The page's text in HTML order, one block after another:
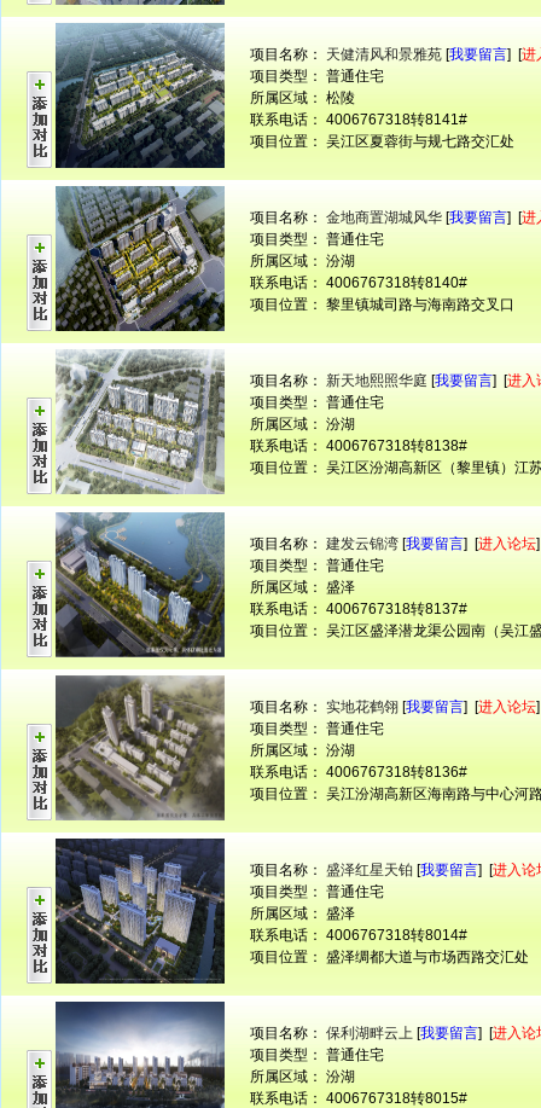
项目名称： 天健清风和景雅苑 [我要留言] [进
项目类型： 普通住宅
所属区域： 松陵
联系电话： 4006767318转8141#
项目位置： 吴江区夏蓉街与规七路交汇处
项目名称： 金地商置湖城风华 [我要留言] [进
项目类型： 普通住宅
所属区域： 汾湖
联系电话： 4006767318转8140#
项目位置： 黎里镇城司路与海南路交叉口
项目名称： 新天地熙照华庭 [我要留言] [进入
项目类型： 普通住宅
所属区域： 汾湖
联系电话： 4006767318转8138#
项目位置： 吴江区汾湖高新区（黎里镇）江
项目名称： 建发云锦湾 [我要留言] [进入论坛]
项目类型： 普通住宅
所属区域： 盛泽
联系电话： 4006767318转8137#
项目位置： 吴江区盛泽潜龙渠公园南（吴江
项目名称： 实地花鹤翎 [我要留言] [进入论坛]
项目类型： 普通住宅
所属区域： 汾湖
联系电话： 4006767318转8136#
项目位置： 吴江汾湖高新区海南路与中心河
项目名称： 盛泽红星天铂 [我要留言] [进入论
项目类型： 普通住宅
所属区域： 盛泽
联系电话： 4006767318转8014#
项目位置： 盛泽绸都大道与市场西路交汇处
项目名称： 保利湖畔云上 [我要留言] [进入论
项目类型： 普通住宅
所属区域： 汾湖
联系电话： 4006767318转8015#